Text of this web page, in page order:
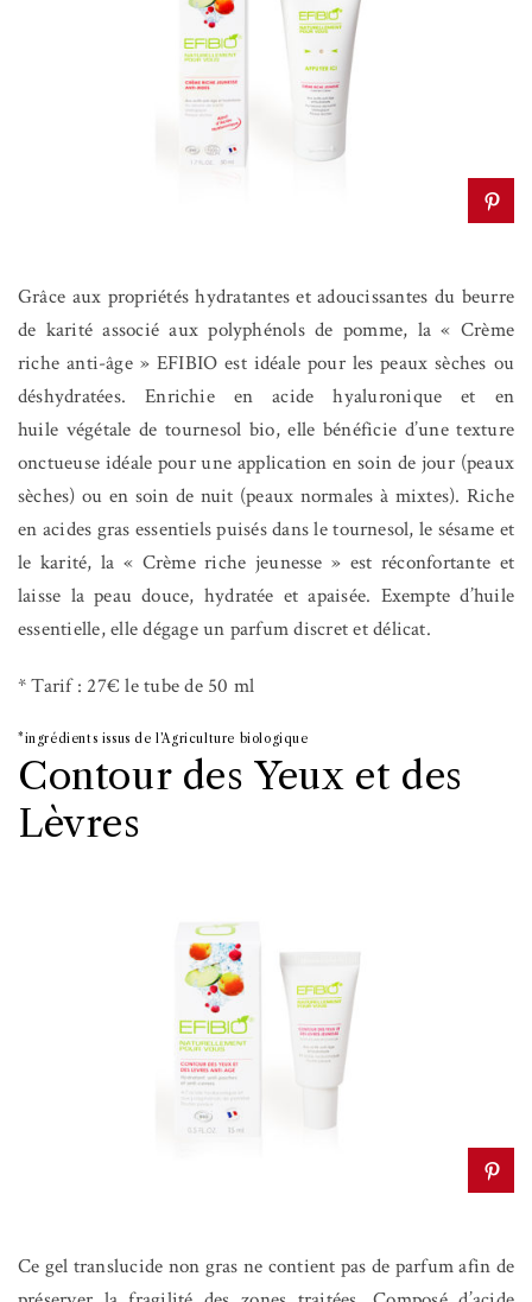
Grâce aux propriétés hydratantes et adoucissantes du beurre
de karité associé aux polyphénols de pomme, la « Crème
riche anti-âge » EFIBIO est idéale pour les peaux sèches ou
déshydratées. Enrichie en acide hyaluronique et en
huile végétale de tournesol bio, elle bénéficie d’une texture
onctueuse idéale pour une application en soin de jour (peaux
sèches) ou en soin de nuit (peaux normales à mixtes). Riche
en acides gras essentiels puisés dans le tournesol, le sésame et
le karité, la « Crème riche jeunesse » est réconfortante et
laisse la peau douce, hydratée et apaisée. Exempte d’huile
essentielle, elle dégage un parfum discret et délicat.
* Tarif : 27€ le tube de 50 ml
*ingrédients issus de l’Agriculture biologique
Contour des Yeux et des
Lèvres
Ce gel translucide non gras ne contient pas de parfum afin de